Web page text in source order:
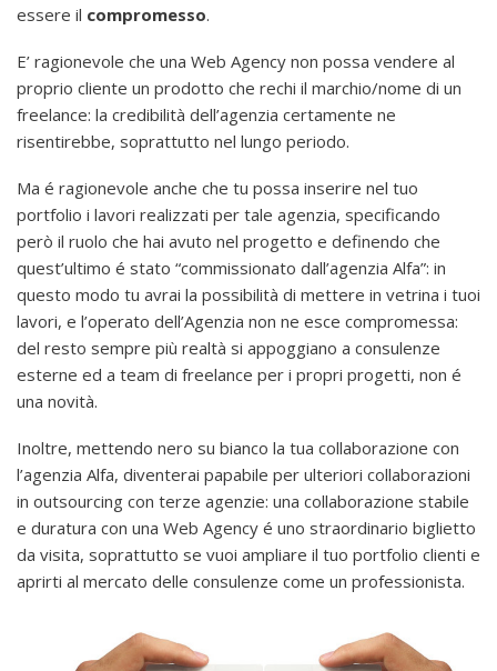
essere il compromesso.
E’ ragionevole che una Web Agency non possa vendere al
proprio cliente un prodotto che rechi il marchio/nome di un
freelance: la credibilità dell’agenzia certamente ne
risentirebbe, soprattutto nel lungo periodo.
Ma é ragionevole anche che tu possa inserire nel tuo
portfolio i lavori realizzati per tale agenzia, specificando
però il ruolo che hai avuto nel progetto e definendo che
quest’ultimo é stato “commissionato dall’agenzia Alfa”: in
questo modo tu avrai la possibilità di mettere in vetrina i tuoi
lavori, e l’operato dell’Agenzia non ne esce compromessa:
del resto sempre più realtà si appoggiano a consulenze
esterne ed a team di freelance per i propri progetti, non é
una novità.
Inoltre, mettendo nero su bianco la tua collaborazione con
l’agenzia Alfa, diventerai papabile per ulteriori collaborazioni
in outsourcing con terze agenzie: una collaborazione stabile
e duratura con una Web Agency é uno straordinario biglietto
da visita, soprattutto se vuoi ampliare il tuo portfolio clienti e
aprirti al mercato delle consulenze come un professionista.